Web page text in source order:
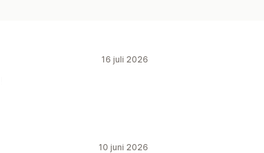
16 juli 2026
10 juni 2026